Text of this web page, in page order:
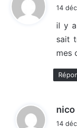
14
il y
sait
mes
nico
14